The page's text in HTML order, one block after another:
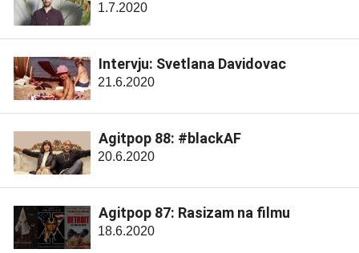
1.7.2020
Intervju: Svetlana Davidovac
21.6.2020
Agitpop 88: #blackAF
20.6.2020
Agitpop 87: Rasizam na filmu
18.6.2020